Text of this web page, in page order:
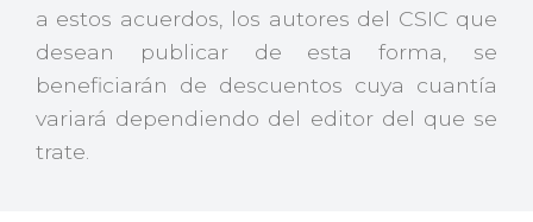
a estos acuerdos, los autores del CSIC que
desean publicar de esta forma, se
beneficiarán de descuentos cuya cuantía
variará dependiendo del editor del que se
trate.